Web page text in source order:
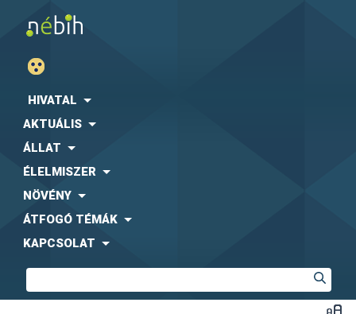
HIVATAL
AKTUÁLIS
ÁLLAT
ÉLELMISZER
NÖVÉNY
ÁTFOGÓ TÉMÁK
KAPCSOLAT